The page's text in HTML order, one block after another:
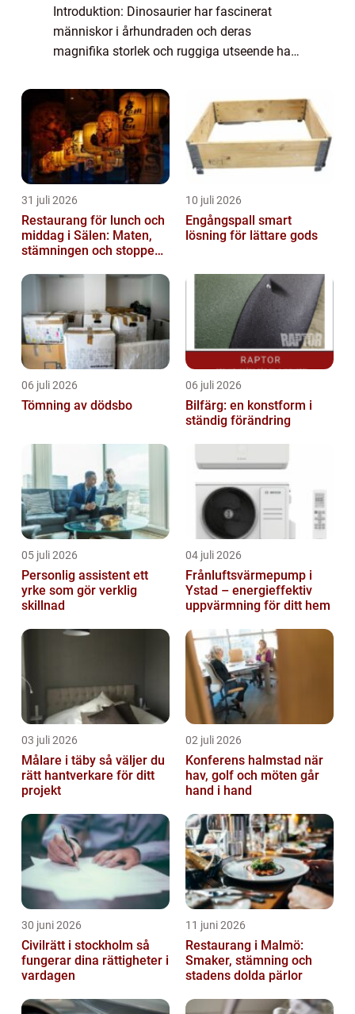
Introduktion: Dinosaurier har fascinerat
människor i århundraden och deras
magnifika storlek och ruggiga utseende har
dinosaurier. I denna artikel kommer vi att
utforska den fa...
31 juli 2026
Restaurang för lunch och
middag i Sälen: Maten,
stämningen och stoppen
10 juli 2026
Engångspall smart
lösning för lättare gods
06 juli 2026
Tömning av dödsbo
06 juli 2026
Bilfärg: en konstform i
ständig förändring
05 juli 2026
Personlig assistent ett
yrke som gör verklig
skillnad
04 juli 2026
Frånluftsvärmepump i
Ystad – energieffektiv
uppvärmning för ditt hem
03 juli 2026
Målare i täby så väljer du
rätt hantverkare för ditt
projekt
02 juli 2026
Konferens halmstad när
hav, golf och möten går
hand i hand
30 juni 2026
Civilrätt i stockholm så
fungerar dina rättigheter i
vardagen
11 juni 2026
Restaurang i Malmö:
Smaker, stämning och
stadens dolda pärlor